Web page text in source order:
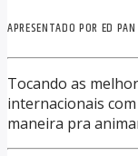
APRESENTADO POR ED PAN
Tocando as
internacionais
maneira pra